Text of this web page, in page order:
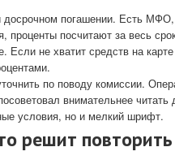
досрочном погашении. Есть
проценты посчитают за весь
Если не хватит средств на
по поводу комиссии.
внимательнее
условия, но и мелкий шрифт.
решит